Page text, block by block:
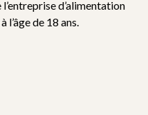
d’alimentation
l’âge de 18 ans.